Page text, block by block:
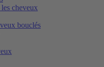
cheveux
bouclés